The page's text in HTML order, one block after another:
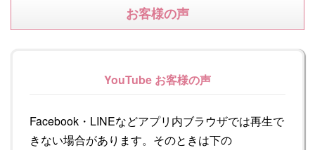
お客様の声
YouTube お客様の声
Facebook・LINEなどアプリ内ブラウザでは再生で
きない場合があります。そのときは下の